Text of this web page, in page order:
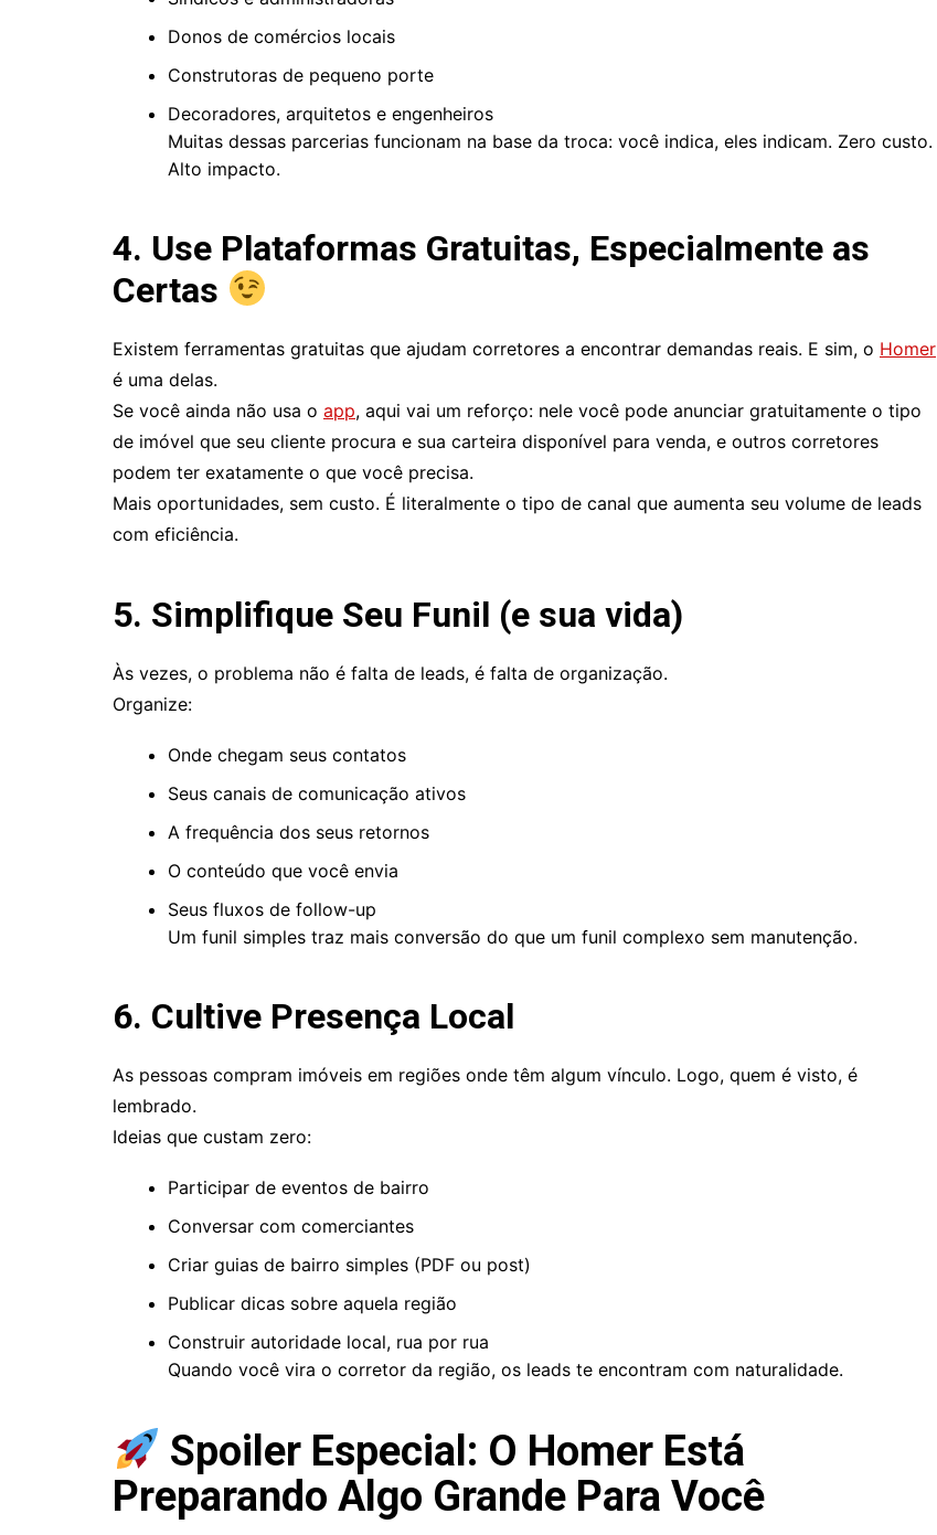
Donos de comércios locais
Construtoras de pequeno porte
Decoradores, arquitetos e engenheiros
Muitas dessas parcerias funcionam na base da troca: você indica, eles indicam. Zero custo.
Alto impacto.
4. Use Plataformas Gratuitas, Especialmente as
Certas
Existem ferramentas gratuitas que ajudam corretores a encontrar demandas reais. E sim, o Homer
é uma delas.
Se você ainda não usa o app, aqui vai um reforço: nele você pode anunciar gratuitamente o tipo
de imóvel que seu cliente procura e sua carteira disponível para venda, e outros corretores
podem ter exatamente o que você precisa.
Mais oportunidades, sem custo. É literalmente o tipo de canal que aumenta seu volume de leads
com eficiência.
5. Simplifique Seu Funil (e sua vida)
Às vezes, o problema não é falta de leads, é falta de organização.
Organize:
Onde chegam seus contatos
Seus canais de comunicação ativos
A frequência dos seus retornos
O conteúdo que você envia
Seus fluxos de follow-up
Um funil simples traz mais conversão do que um funil complexo sem manutenção.
6. Cultive Presença Local
As pessoas compram imóveis em regiões onde têm algum vínculo. Logo, quem é visto, é
lembrado.
Ideias que custam zero:
Participar de eventos de bairro
Conversar com comerciantes
Criar guias de bairro simples (PDF ou post)
Publicar dicas sobre aquela região
Construir autoridade local, rua por rua
Quando você vira o corretor da região, os leads te encontram com naturalidade.
Spoiler Especial: O Homer Está
Preparando Algo Grande Para Você